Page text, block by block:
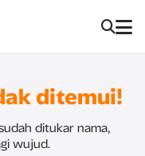
ditemui!
ditukar nama,
wujud.